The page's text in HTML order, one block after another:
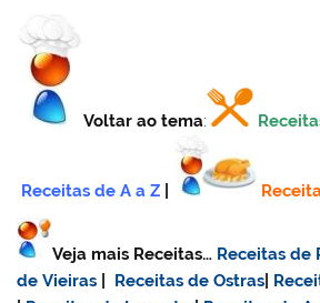
Voltar ao tema:
Receitas de A a Z
Veja mais Receitas… Receitas de
de Vieiras
Receitas de Ostras